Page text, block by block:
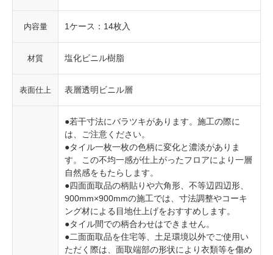
内容量 1ケース：14枚入
材質 塩化ビニル樹脂
表面仕上 表層透明ビニル層
●若干寸法にバラツキがあります。施工の際に
は、ご注意ください。
●タイル一枚一枚の色柄に変化と濃淡がありま
す。この不均一感が仕上がったフロアにより一層
自然感をもたらします。
●四面面取品の柄貼りや六角形、不等辺四辺形、
900mm×900mmの施工では、寸法調整やコーキ
ング材による目地仕上げをおすすめします。
●タイル間での柄合わせはできません。
●二面面取品を住宅等、土足環境以外でご使用い
ただく際は、面取端部の形状により衣類等を傷め